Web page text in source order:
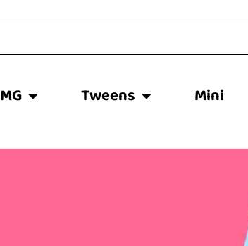
Tweens Mini